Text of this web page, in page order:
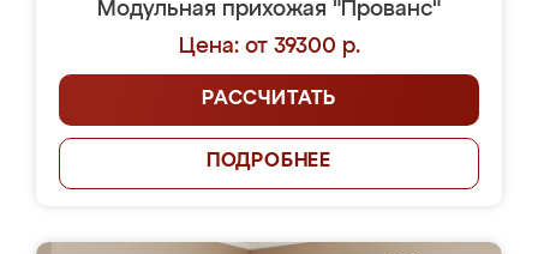
Модульная прихожая "Прованс"
Цена: от 39300 р.
РАССЧИТАТЬ
ПОДРОБНЕЕ